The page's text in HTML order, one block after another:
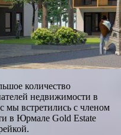
количество
недвижимости в
мы встретились с членом
в Юрмале Gold Estate